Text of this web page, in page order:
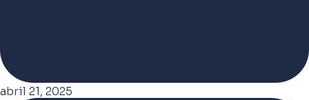
abril 21, 2025